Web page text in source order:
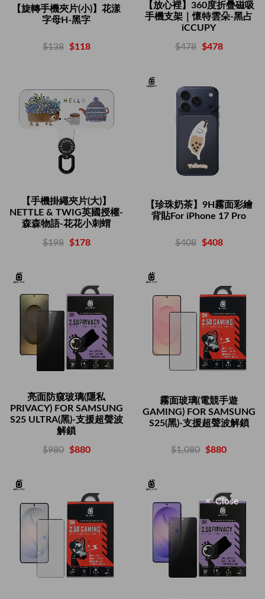
【旋轉手機夾片(小)】花漾
字母H-黑字
$138 $118
【放心裡】360度折疊磁吸
手機支架｜懷特雲朵-黑占
iCCUPY
$478 $478
【手機掛繩夾片(大)】
NETTLE & TWIG英國授權-
森森物語-花花小刺蝟
$198 $178
【珍珠奶茶】9H霧面彩繪
背貼For iPhone 17 Pro
$408 $408
亮面防窺玻璃(隱私
PRIVACY) FOR SAMSUNG
S25 ULTRA(黑)-支援超聲波
解鎖
$980 $880
霧面玻璃(電競手遊
GAMING) FOR SAMSUNG
S25(黑)-支援超聲波解鎖
$1,080 $880
Close